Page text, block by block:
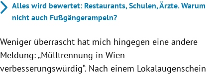
Alles wird bewertet: Restaurants, Schulen, Ärzte. Warum
nicht auch Fußgängerampeln?
Weniger überrascht hat mich hingegen eine andere
Meldung: „Mülltrennung in Wien
verbesserungswürdig“. Nach einem Lokalaugenschein